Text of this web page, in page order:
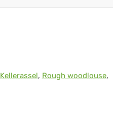
Kellerassel, Rough woodlouse,